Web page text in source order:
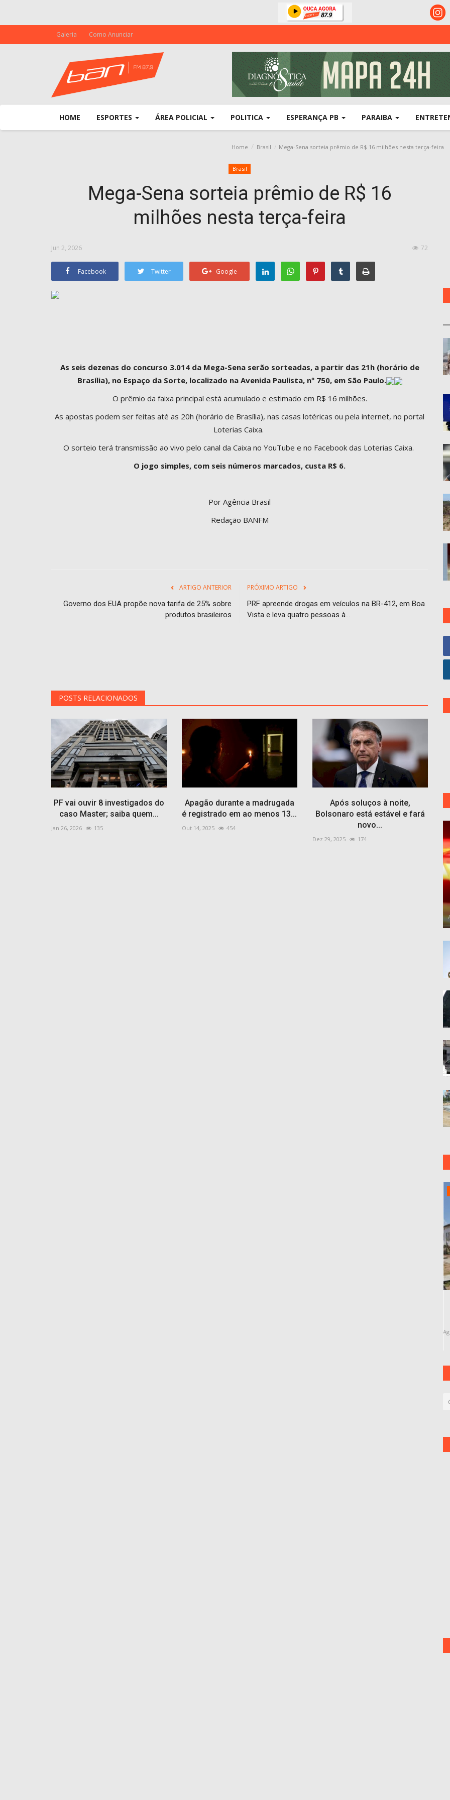
Galeria Como Anunciar
HOME ESPORTES ÁREA POLICIAL POLITICA ESPERANÇA PB PARAIBA
Home Brasil Mega-Sena sorteia prêmio de R$ 16 milhões nesta terça-feira
Brasil
Mega-Sena sorteia prêmio de R$ 16
milhões nesta terça-feira
Jun 2, 2026 72
Facebook Twitter Google
As seis dezenas do concurso 3.014 da Mega-Sena serão sorteadas, a partir das 21h (horário de
Brasília), no Espaço da Sorte, localizado na Avenida Paulista, nº 750, em São Paulo.
O prêmio da faixa principal está acumulado e estimado em R$ 16 milhões.
As apostas podem ser feitas até as 20h (horário de Brasília), nas casas lotéricas ou pela internet, no portal
Loterias Caixa.
O sorteio terá transmissão ao vivo pelo canal da Caixa no YouTube e no Facebook das Loterias Caixa.
O jogo simples, com seis números marcados, custa R$ 6.
Por Agência Brasil
Redação BANFM
ARTIGO ANTERIOR
Governo dos EUA propõe nova tarifa de 25% sobre
produtos brasileiros
PRÓXIMO ARTIGO
PRF apreende drogas em veículos na BR-412, em Boa
Vista e leva quatro pessoas à...
POSTS RELACIONADOS
PF vai ouvir 8 investigados do
caso Master; saiba quem...
Jan 26, 2026 135
Apagão durante a madrugada
é registrado em ao menos 13...
Out 14, 2025 454
Após soluços à noite,
Bolsonaro está estável e fará
novo...
Dez 29, 2025 174